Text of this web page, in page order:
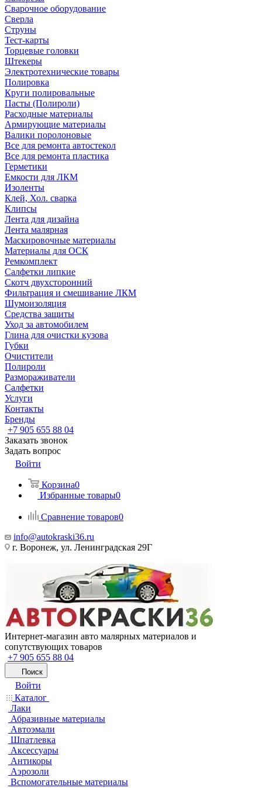
Сварочное оборудование
Сверла
Струны
Тест-карты
Торцевые головки
Штекеры
Электротехнические товары
Полировка
Круги полировальные
Пасты (Полироли)
Расходные материалы
Армирующие материалы
Валики поролоновые
Все для ремонта автостекол
Все для ремонта пластика
Герметики
Емкости для ЛКМ
Изоленты
Клей, Хол. сварка
Клипсы
Лента для дизайна
Лента малярная
Маскировочные материалы
Материалы для ОСК
Ремкомплект
Салфетки липкие
Скотч двухсторонний
Фильтрация и смешивание ЛКМ
Шумоизоляция
Средства защиты
Уход за автомобилем
Глина для очистки кузова
Губки
Очистители
Полироли
Размораживатели
Салфетки
Услуги
Контакты
Бренды
+7 905 655 88 04
Заказать звонок
Задать вопрос
Войти
Корзина0
Избранные товары0
Сравнение товаров0
info@autokraski36.ru
г. Воронеж, ул. Ленинградская 29Г
Интернет-магазин авто малярных материалов и
сопутствующих товаров
+7 905 655 88 04
Поиск
Войти
Каталог
Лаки
Абразивные материалы
Автоэмали
Шпатлевка
Аксессуары
Антикоры
Аэрозоли
Вспомогательные материалы